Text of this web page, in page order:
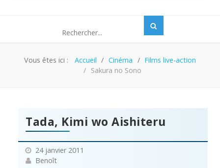
Vous êtes ici : Accueil Cinéma
Films live-action
Sakura no Sono
Tada, Kimi wo Aishiteru
24 janvier 2011
Benoît